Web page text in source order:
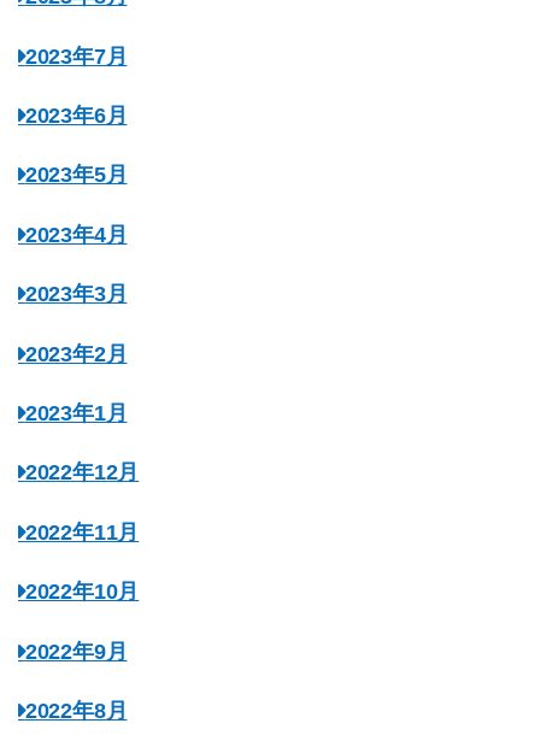
2023年7月
2023年6月
2023年5月
2023年4月
2023年3月
2023年2月
2023年1月
2022年12月
2022年11月
2022年10月
2022年9月
2022年8月